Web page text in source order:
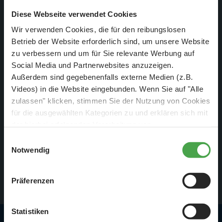
Diese Webseite verwendet Cookies
Wir verwenden Cookies, die für den reibungslosen
Betrieb der Website erforderlich sind, um unsere Website
zu verbessern und um für Sie relevante Werbung auf
Social Media und Partnerwebsites anzuzeigen.
Außerdem sind gegebenenfalls externe Medien (z.B.
Videos) in die Website eingebunden. Wenn Sie auf "Alle
zulassen" klicken, stimmen Sie der Nutzung von Cookies
für die ausgewählten Kategorien zu und erklären sich mit
diese Einstellungen jederzeit über die Schaltfläche
zustimmen, beschränken wir uns auf die technisch
notwendigen Cookies. Weitere Informationen finden Sie in
Notwendig
Präferenzen
Statistiken
Sie planen nicht nur einen
Besuch im Miniatur Wunderland,
sondern wollen die Anlage am liebsten jeden Tag
bestaunen? Dann sollten Sie unbedingt einmal unser
Angebot für die Wunderland-Jahreskarte unter die Lupe
nehmen.
An 365 Tagen im Jahr sind die Türen dann für Sie geöffnet
und Sie können den Baufortschritt unserer neuen Abschnitte
lästige Wartezeit am Einlass!
alle Infos